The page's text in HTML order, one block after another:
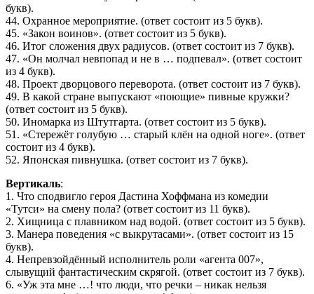
букв).
44. Охранное мероприятие. (ответ состоит из 5 букв).
45. «Закон воинов». (ответ состоит из 5 букв).
46. Итог сложения двух радиусов. (ответ состоит из 7 букв).
47. «Он молчал невпопад и не в … подпевал». (ответ состоит
из 4 букв).
48. Проект дворцового переворота. (ответ состоит из 7 букв).
49. В какой стране выпускают «поющие» пивные кружки?
(ответ состоит из 5 букв).
50. Иномарка из Штутгарта. (ответ состоит из 5 букв).
51. «Стережёт голубую … старый клён на одной ноге». (ответ
состоит из 4 букв).
52. Японская пивнушка. (ответ состоит из 7 букв).
Вертикаль:
1. Что сподвигло героя Дастина Хоффмана из комедии
«Тутси» на смену пола? (ответ состоит из 11 букв).
2. Хищница с плавником над водой. (ответ состоит из 5 букв).
3. Манера поведения «с выкрутасами». (ответ состоит из 15
букв).
4. Непревзойдённый исполнитель роли «агента 007»,
слывущий фантастическим скрягой. (ответ состоит из 7 букв).
6. «Уж эта мне …! что люди, что речки – никак нельзя